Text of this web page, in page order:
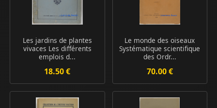
Les jardins de plantes
vivaces Les différents
emplois d...
18.50 €
Le monde des oiseaux
Systématique scientifique
des Ordr...
70.00 €